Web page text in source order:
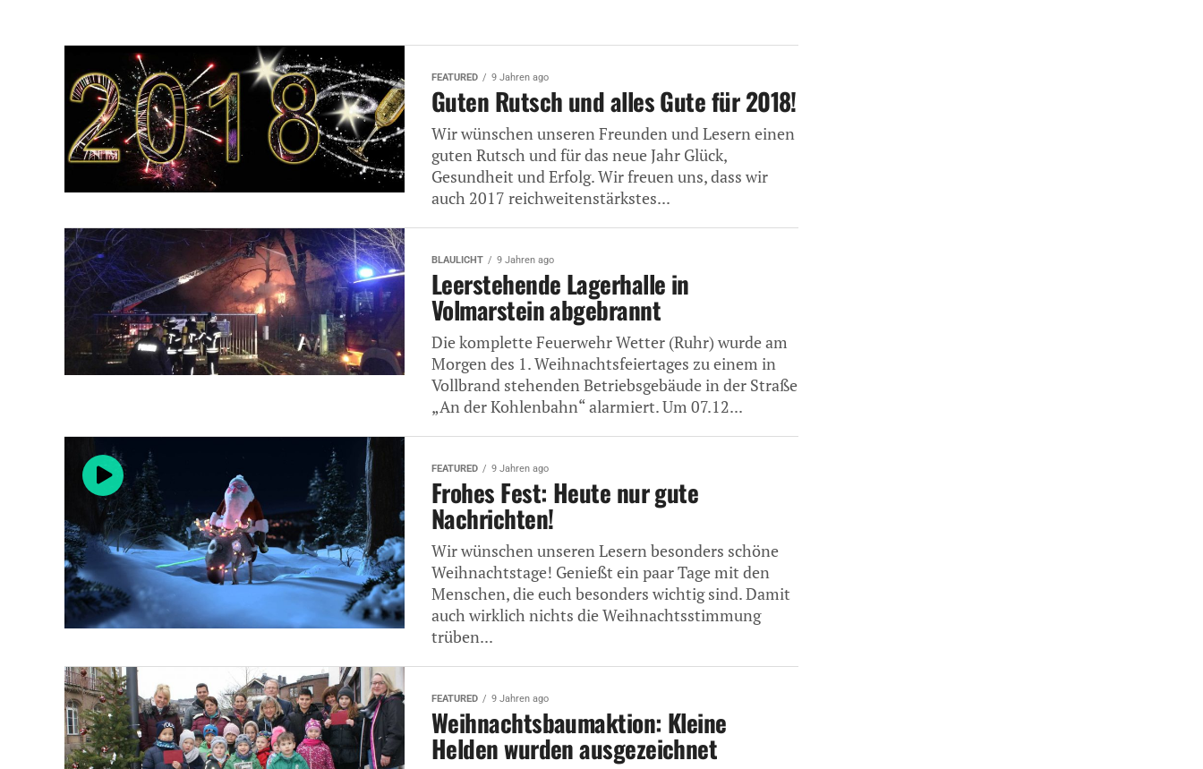
FEATURED 9 Jahren ago
Guten Rutsch und alles Gute für 2018!
Wir wünschen unseren Freunden und Lesern einen
guten Rutsch und für das neue Jahr Glück,
Gesundheit und Erfolg. Wir freuen uns, dass wir
auch 2017 reichweitenstärkstes...
BLAULICHT 9 Jahren ago
Leerstehende Lagerhalle in
Volmarstein abgebrannt
Die komplette Feuerwehr Wetter (Ruhr) wurde am
Morgen des 1. Weihnachtsfeiertages zu einem in
Vollbrand stehenden Betriebsgebäude in der Straße
„An der Kohlenbahn“ alarmiert. Um 07.12...
FEATURED 9 Jahren ago
Frohes Fest: Heute nur gute
Nachrichten!
Wir wünschen unseren Lesern besonders schöne
Weihnachtstage! Genießt ein paar Tage mit den
Menschen, die euch besonders wichtig sind. Damit
auch wirklich nichts die Weihnachtsstimmung
trüben...
FEATURED 9 Jahren ago
Weihnachtsbaumaktion: Kleine
Helden wurden ausgezeichnet